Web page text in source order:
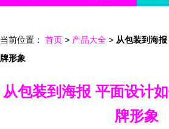
当前位置： 首页 > 产品大全 > 从包装到海
牌形象
从包装到海报 平面设计
牌形象